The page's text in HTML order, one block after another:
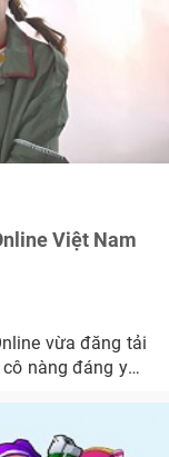
Việt Nam
vừa đăng tải
nàng đáng yêu